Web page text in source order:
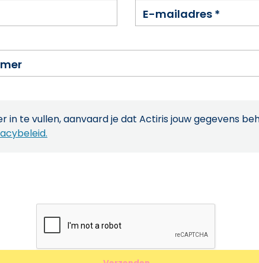
E-mailadres *
in te vullen, aanvaard je dat Actiris jouw gegevens